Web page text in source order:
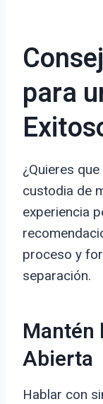
para
¿Quieres
custodia de
experiencia
proceso y
separación.
Mantén
Abierta
Hablar con